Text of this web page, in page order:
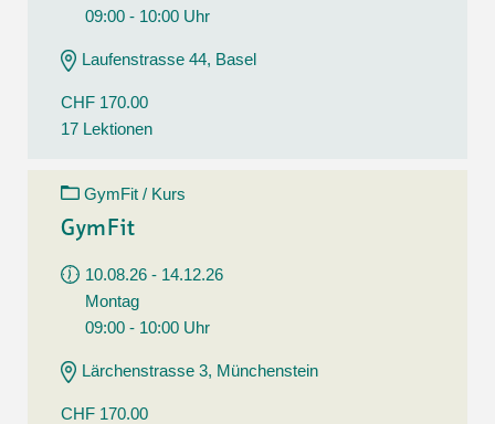
09:00 - 10:00 Uhr
Laufenstrasse 44, Basel
CHF 170.00
17 Lektionen
GymFit / Kurs
GymFit
10.08.26 - 14.12.26
Montag
09:00 - 10:00 Uhr
Lärchenstrasse 3, Münchenstein
CHF 170.00